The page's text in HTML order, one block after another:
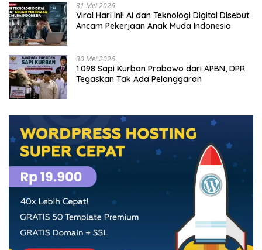
31 Mei 2026
Viral Hari Ini! AI dan Teknologi Digital Disebut
Ancam Pekerjaan Anak Muda Indonesia
30 Mei 2026
1.098 Sapi Kurban Prabowo dari APBN, DPR
Tegaskan Tak Ada Pelanggaran